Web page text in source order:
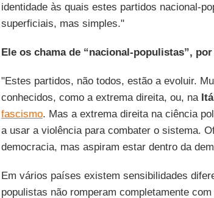
identidade às quais estes partidos nacional-
superficiais, mas simples."
Ele os chama de “nacional-populistas”,
"Estes partidos, não todos, estão a evoluir.
conhecidos, como a extrema direita, ou, na
fascismo. Mas a extrema direita na ciência
a usar a violência para combater o sistema.
democracia, mas aspiram estar dentro da
Em vários países existem sensibilidades
populistas não romperam completamente